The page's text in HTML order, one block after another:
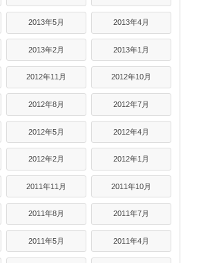
2013年5月 2013年4月
2013年2月 2013年1月
2012年11月 2012年10月
2012年8月 2012年7月
2012年5月 2012年4月
2012年2月 2012年1月
2011年11月 2011年10月
2011年8月 2011年7月
2011年5月 2011年4月